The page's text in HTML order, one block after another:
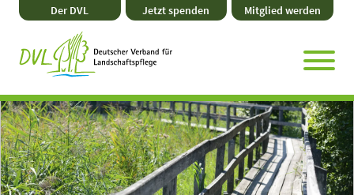
Direkt
zum
Zum
Hauptmenü
Zum
Seitenende
Zur
Website-
Der DVL Jetzt spenden Mitglied werden